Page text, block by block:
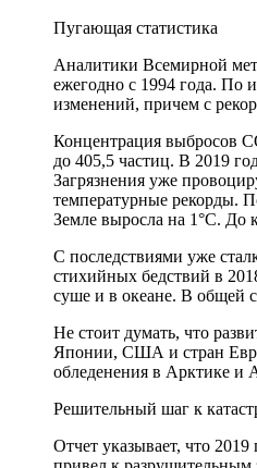
Пугающая статистика
Аналитики Всемирной
ежегодно с 1994 года. По
изменений, причем с
Концентрация выбросов
до 405,5 частиц. В 2019
Загрязнения уже
температурные рекорды.
Земле выросла на 1°C. До
С последствиями уже
стихийных бедствий в
суше и в океане. В общей
Не стоит думать, что
Японии, США и стран
обледенения в Арктике и
Решительный шаг к
Отчет указывает, что